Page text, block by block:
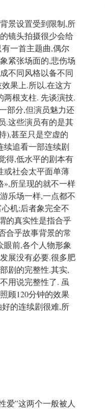
景设置受到限制,所
镜头拍摄很少会给
一首主题曲,偶尔
紧张场面的,悲伤场
不同风格以备不同
果上.所以,在这方
根支柱. 先谈演技.
部分,但演员魅力还
.这些演员有的是其
),甚至只是空虚的
续追看一部连续剧
得,低水平的剧本有
或社会太平面单薄
»,所呈现的就不一样
乐场一样,一点都不
机;后者象完全不
的真实性是指合乎
合乎故事背景的常
眼前,各个人物形象
展没有必要.很多肥
剧的完整性.其实,
用说完整性了. 虽
顾120分钟的效果
的连续剧很难,所
爱”这两个一般被人